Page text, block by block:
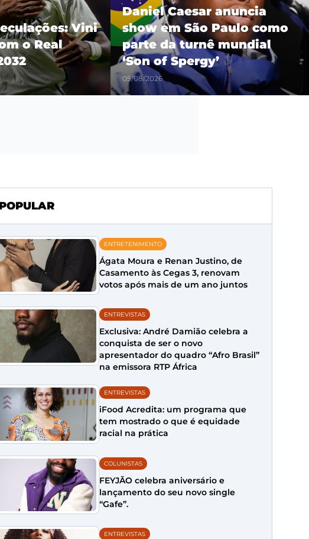
Vini
o Real
Daniel Caesar anuncia
show em São Paulo como
parte da turnê mundial
‘Son of Spergy’
05/08/2026
ENTRETENIMENTO
Ágata Moura e Renan Justino, de
Casamento às Cegas 3, renovam
votos após mais de um ano juntos
ENTREVISTAS
Exclusiva: André Damião celebra a
conquista de ser o novo
apresentador do quadro “Afro Brasil”
na emissora RTP África
ENTREVISTAS
iFood Acredita: um programa que
tem mostrado o que é equidade
racial na prática
COLUNISTAS
FEYJÃO celebra aniversário e
lançamento do seu novo single
“Gafe”.
ENTREVISTAS